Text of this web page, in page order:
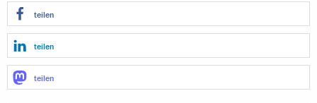
teilen
teilen
teilen